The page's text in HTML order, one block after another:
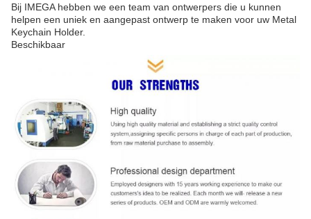
Bij IMEGA hebben we een team van ontwerpers die u kunnen
helpen een uniek en aangepast ontwerp te maken voor uw Metal
Keychain Holder.
Beschikbaar